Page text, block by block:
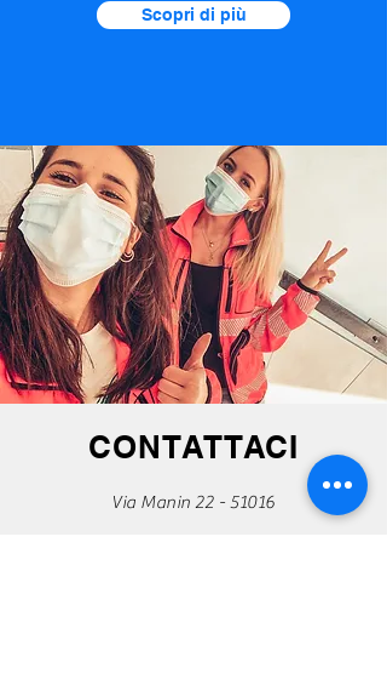
Scopri di più
CONTATTACI
Via Manin 22 - 51016